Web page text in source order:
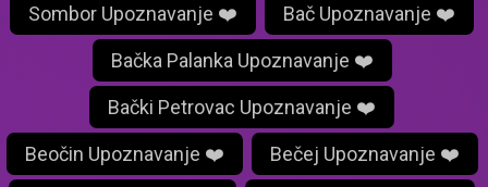
Sombor Upoznavanje ❤️ Bač Upoznavanje ❤️
Bačka Palanka Upoznavanje ❤️
Bački Petrovac Upoznavanje ❤️
Beočin Upoznavanje ❤️ Bečej Upoznavanje ❤️